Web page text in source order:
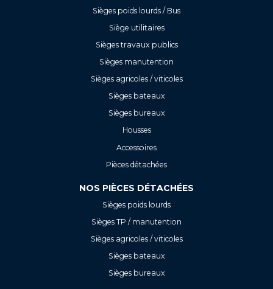
Sièges poids lourds / Bus
Siège utilitaires
Sièges travaux publics
Sièges manutention
Sièges agricoles / viticoles
Sièges bateaux
Sièges bureaux
Housses
Accessoires
Pièces détachées
NOS PIÈCES DÉTACHÉES
Sièges poids lourds
Sièges TP / manutention
Sièges agricoles / viticoles
Sièges bateaux
Sièges bureaux